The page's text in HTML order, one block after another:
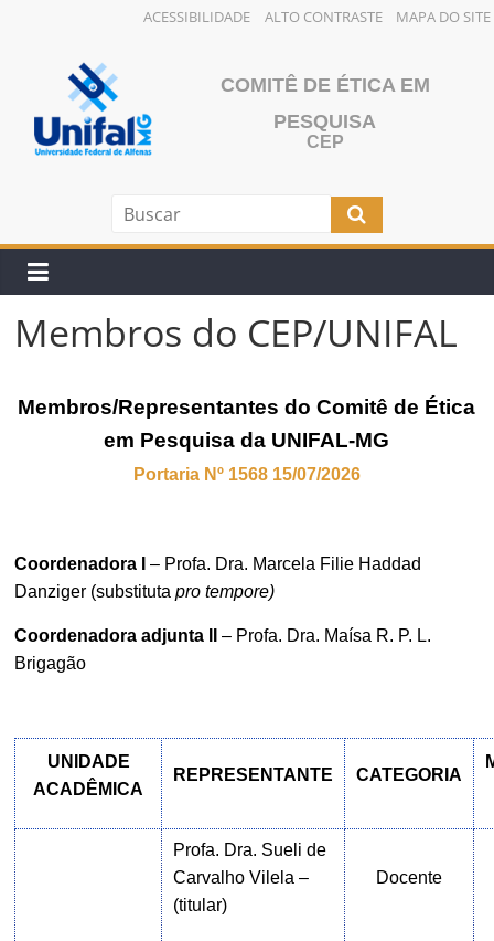
ACESSIBILIDADE ALTO CONTRASTE MAPA DO SITE
conteúdo
COMITÊ DE ÉTICA EM
PESQUISA
CEP
Membros do CEP/UNIFAL
Membros/Representantes do Comitê de Ética
em Pesquisa da UNIFAL-MG
Portaria Nº 1568 15/07/2026
Coordenadora I – Profa. Dra. Marcela Filie Haddad
Danziger (substitutapro tempore)
Coordenadora adjunta II
– Profa. Dra. Maísa R. P. L.
Brigagão
UNIDADE
ACADÊMICA
REPRESENTANTE CATEGORIA
Profa. Dra. Sueli de
Carvalho Vilela –
(titular)
Docente